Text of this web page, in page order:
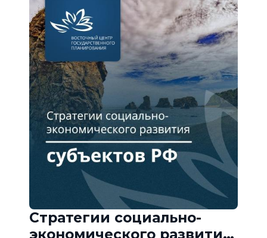
Стратегии социально-
экономического развития